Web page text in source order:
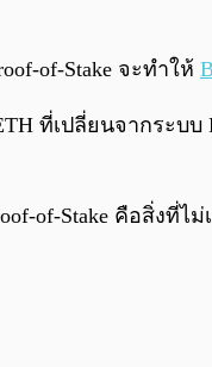
of-Stake จะทำให้
ที่เปลี่ยนจากระบบ
of-Stake คือสิ่ง